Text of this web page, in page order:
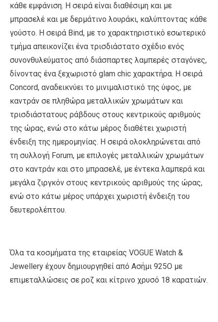
κάθε εμφάνιση. Η σειρά είναι διαθέσιμη και με
μπρασελέ και με δερμάτινο λουράκι, καλύπτοντας κάθε
γούστο. Η σειρά Bind, με το χαρακτηριστικό εσωτερικό
τμήμα απεικονίζει ένα τρισδιάστατο σχέδιο ενός
συνονθυλεύματος από διάσπαρτες λαμπερές σταγόνες,
δίνοντας ένα ξεχωριστό glam chic χαρακτήρα. Η σειρά
Concord, αναδεικνύει το μινιμαλιστικό της ύφος, με
καντράν σε πληθώρα μεταλλικών χρωμάτων και
τρισδιάστατους ράβδους στους κεντρικούς αριθμούς
της ώρας, ενώ στο κάτω μέρος διαθέτει χωριστή
ένδειξη της ημερομηνίας. H σειρά ολοκληρώνεται από
τη συλλογή Forum, με επιλογές μεταλλικών χρωμάτων
στο καντράν και στο μπρασελέ, με έντεκα λαμπερά και
μεγάλα ζιργκόν στους κεντρικούς αριθμούς της ώρας,
ενώ στο κάτω μέρος υπάρχει χωριστή ένδειξη του
δευτερολέπτου.
Όλα τα κοσμήματα της εταιρείας VOGUE Watch &
Jewellery έχουν δημιουργηθεί από Aσήμι 925Ο με
επιμεταλλώσεις σε ροζ και κίτρινο χρυσό 18 καρατιών.